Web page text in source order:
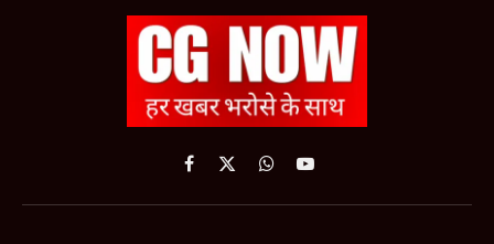
Facebook
X
WhatsApp
YouTube